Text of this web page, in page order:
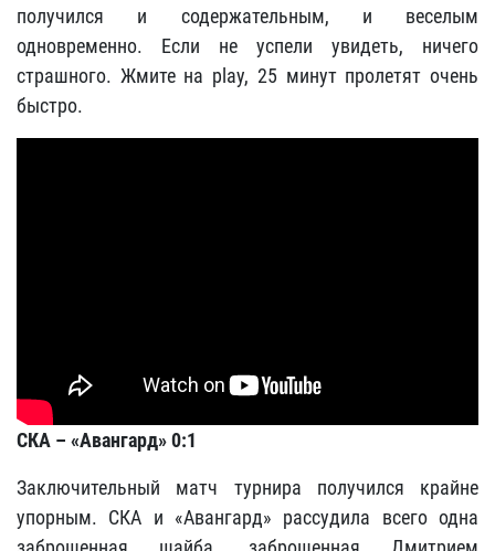
получился и содержательным, и веселым
одновременно. Если не успели увидеть, ничего
страшного. Жмите на play, 25 минут пролетят очень
быстро.
СКА – «Авангард» 0:1
Заключительный матч турнира получился крайне
упорным. СКА и «Авангард» рассудила всего одна